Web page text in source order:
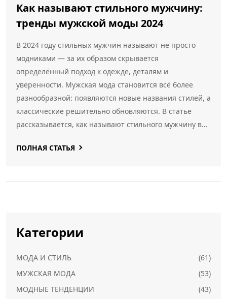
Как называют стильного мужчину:
тренды мужской моды 2024
В 2024 году стильных мужчин называют не просто
модниками — за их образом скрывается
определённый подход к одежде, деталям и
уверенности. Мужская мода становится всё более
разнообразной: появляются новые названия стилей, а
классические решительно обновляются. В статье
рассказывается, как называют стильного мужчину в
современную мужественность, и как подобрать образ
ПОЛНАЯ СТАТЬЯ
Категории
МОДА И СТИЛЬ
(61)
МУЖСКАЯ МОДА
(53)
МОДНЫЕ ТЕНДЕНЦИИ
(43)